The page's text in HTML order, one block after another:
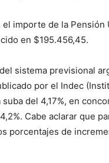
importe de la Pensión
en $195.456,45.
sistema previsional
por el Indec
del 4,17%, en
Cabe aclarar que
porcentajes de